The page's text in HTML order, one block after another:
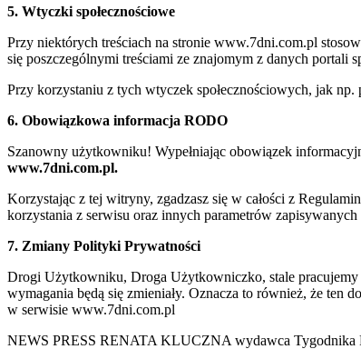
5. Wtyczki społecznościowe
Przy niektórych treściach na stronie www.7dni.com.pl
się poszczególnymi treściami ze znajomym z danych portali
Przy korzystaniu z tych wtyczek społecznościowych, jak np.
6. Obowiązkowa informacja RODO
Szanowny użytkowniku! Wypełniając obowiązek
www.7dni.com.pl.
Korzystając z tej witryny, zgadzasz się w całości z
korzystania z serwisu oraz innych parametrów
7. Zmiany Polityki Prywatności
Drogi Użytkowniku, Droga Użytkowniczko, stale pracujemy
wymagania będą się zmieniały. Oznacza to również, że
w serwisie www.7dni.com.pl
NEWS PRESS RENATA KLUCZNA wydawca Tygodnika